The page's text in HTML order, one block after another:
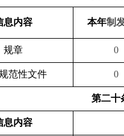
息内容 本年制
规章 0
范性文件 0
第二十
息内容